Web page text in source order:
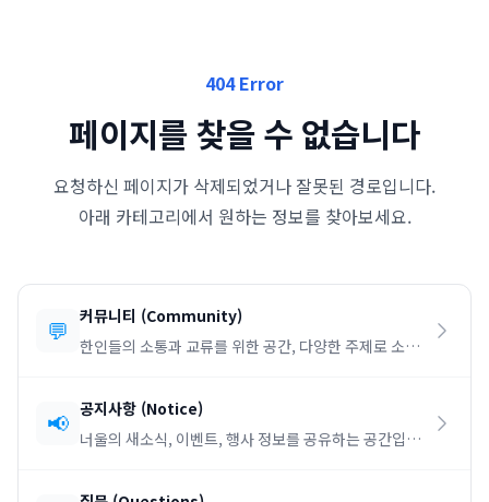
404 Error
페이지를 찾을 수 없습니다
요청하신 페이지가 삭제되었거나 잘못된 경로입니다.
아래 카테고리에서 원하는 정보를 찾아보세요.
💬 커뮤니티 (Community)
한인들의 소통과 교류를 위한 공간, 다양한 주제로 소통
📢 공지사항 (Notice)
너울의 새소식, 이벤트, 행사 정보를 공유하는 공간입니